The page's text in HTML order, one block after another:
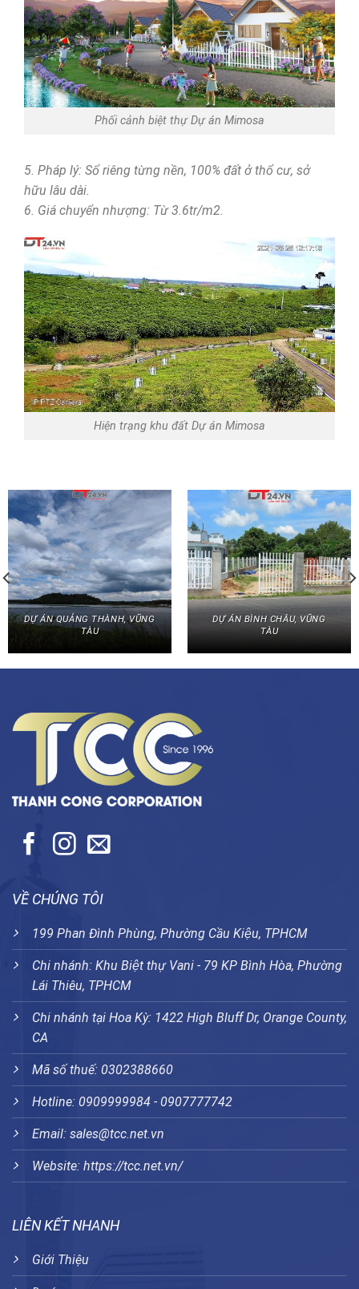
Phối cảnh biệt thự Dự án Mimosa
5. Pháp lý: Sổ riêng từng nền, 100% đất ở thổ cư, sở
hữu lâu dài.
6. Giá chuyển nhượng: Từ 3.6tr/m2.
Hiện trạng khu đất Dự án Mimosa
DỰ ÁN QUẢNG THÀNH, VŨNG
TÀU
DỰ ÁN BÌNH CHÂU, VŨNG
TÀU
VỀ CHÚNG TÔI
199 Phan Đình Phùng, Phường Cầu Kiệu, TPHCM
Chi nhánh: Khu Biệt thự Vani - 79 KP Bình Hòa, Phường
Lái Thiêu, TPHCM
Chi nhánh tại Hoa Kỳ: 1422 High Bluff Dr, Orange County,
CA
Mã số thuế: 0302388660
Hotline: 0909999984 - 0907777742
Email: sales@tcc.net.vn
Website: https://tcc.net.vn/
LIÊN KẾT NHANH
Giới Thiệu